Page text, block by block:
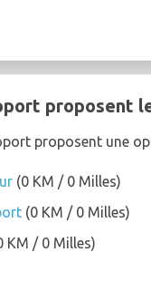
proposent
proposent une
(0 KM / 0 Milles)
(0 KM / 0 Milles)
KM / 0 Milles)